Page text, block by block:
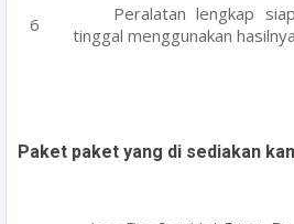
Peralatan lengkap siap
tinggal menggunakan
Paket paket yang di sediakan